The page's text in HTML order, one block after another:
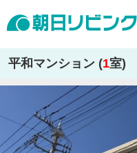
平和マンション (1室)